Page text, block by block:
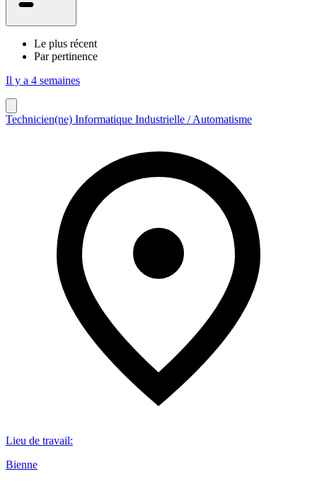
Le plus récent
Par pertinence
Il y a 4 semaines
Technicien(ne) Informatique Industrielle / Automatisme
Lieu de travail:
Bienne